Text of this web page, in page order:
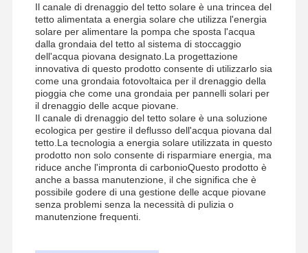
Il canale di drenaggio del tetto solare è una trincea del
tetto alimentata a energia solare che utilizza l'energia
solare per alimentare la pompa che sposta l'acqua
dalla grondaia del tetto al sistema di stoccaggio
dell'acqua piovana designato.La progettazione
innovativa di questo prodotto consente di utilizzarlo sia
come una grondaia fotovoltaica per il drenaggio della
pioggia che come una grondaia per pannelli solari per
il drenaggio delle acque piovane.
Il canale di drenaggio del tetto solare è una soluzione
ecologica per gestire il deflusso dell'acqua piovana dal
tetto.La tecnologia a energia solare utilizzata in questo
prodotto non solo consente di risparmiare energia, ma
riduce anche l'impronta di carbonioQuesto prodotto è
anche a bassa manutenzione, il che significa che è
possibile godere di una gestione delle acque piovane
senza problemi senza la necessità di pulizia o
manutenzione frequenti.